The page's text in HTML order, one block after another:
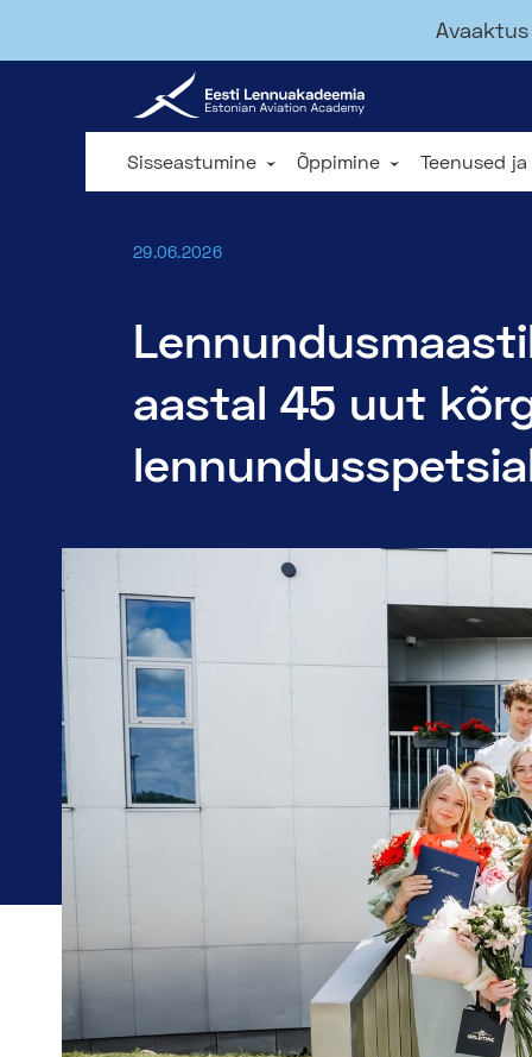
Sisseastumine Õppimine Teenused
29.06.2026
aastal 45 uut